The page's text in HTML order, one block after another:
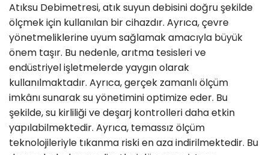
Atıksu Debimetresi, atık suyun debisini doğru şekilde
ölçmek için kullanılan bir cihazdır. Ayrıca, çevre
yönetmeliklerine uyum sağlamak amacıyla büyük
önem taşır. Bu nedenle, arıtma tesisleri ve
endüstriyel işletmelerde yaygın olarak
kullanılmaktadır. Ayrıca, gerçek zamanlı ölçüm
imkânı sunarak su yönetimini optimize eder. Bu
şekilde, su kirliliği ve deşarj kontrolleri daha etkin
yapılabilmektedir. Ayrıca, temassız ölçüm
teknolojileriyle tıkanma riski en aza indirilmektedir. Bu